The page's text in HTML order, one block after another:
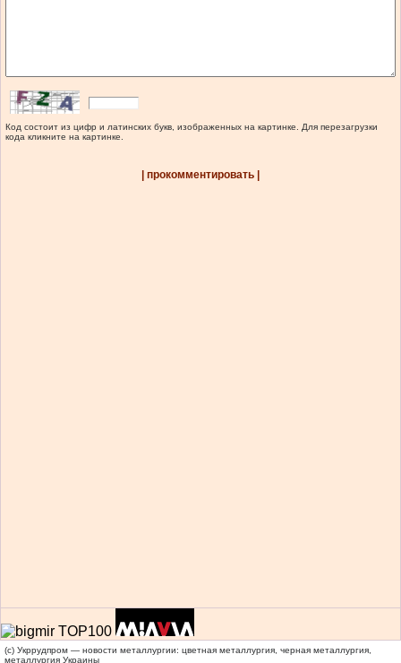
Код состоит из цифр и латинских букв, изображенных на картинке. Для перезагрузки
кода кликните на картинке.
| прокомментировать |
(c) Укррудпром — новости металлургии: цветная металлургия, черная металлургия,
металлургия Украины